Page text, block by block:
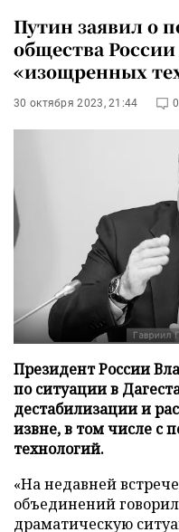
Путин заявил о
общества
«изощренных
30 октября 2023, 21:44 0
Президент России
по ситуации в
дестабилизации и
извне, в том числе
технологий.
«На недавней
объединений
драматическую